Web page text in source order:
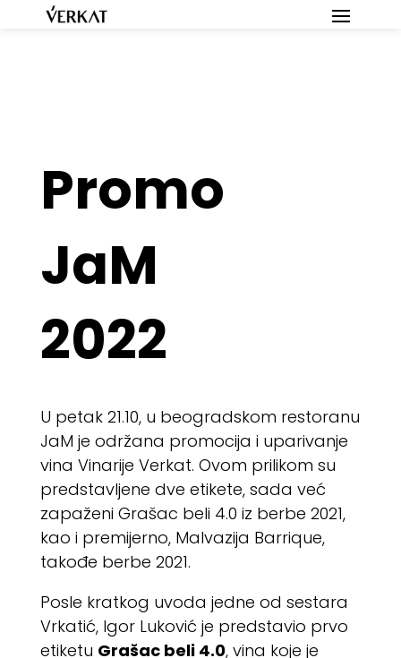
Promo
JaM
2022
U petak 21.10, u beogradskom restoranu
JaM je održana promocija i uparivanje
vina Vinarije Verkat. Ovom prilikom su
predstavljene dve etikete, sada već
zapaženi Grašac beli 4.0 iz berbe 2021,
kao i premijerno, Malvazija Barrique,
takođe berbe 2021.
Posle kratkog uvoda jedne od sestara
Vrkatić, Igor Luković je predstavio prvo
etiketu Grašac beli 4.0, vina koje je